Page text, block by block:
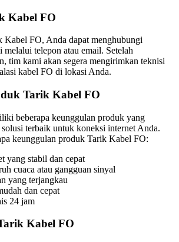
Kabel FO
Kabel FO, Anda dapat menghubungi
melalui telepon atau email. Setelah
tim kami akan segera mengirimkan teknisi
kabel FO di lokasi Anda.
Tarik Kabel FO
beberapa keunggulan produk yang
terbaik untuk koneksi internet Anda.
keunggulan produk Tarik Kabel FO:
yang stabil dan cepat
cuaca atau gangguan sinyal
yang terjangkau
dan cepat
24 jam
Kabel FO